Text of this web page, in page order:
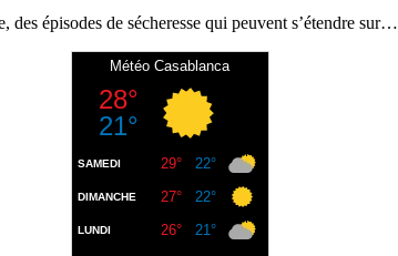
épisodes de sécheresse qui peuvent s’étendre sur…